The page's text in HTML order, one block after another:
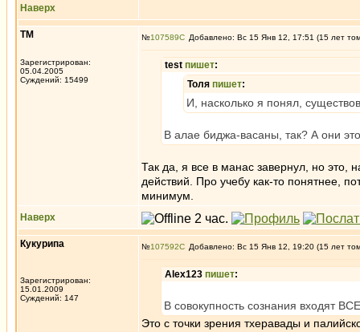
Наверх
ТМ
Зарегистрирован:
05.04.2005
Суждений: 15499
№107589 Добавлено: Вс 15 Янв 12, 17:51 (15 лет
test пишет:
Толя пишет:
И, насколько я понял,
В алае биджа-васаны, так? А они
Так да, я все в манас завернул, но это,
действий. Про учебу как-то понятнее,
минимум.
Наверх
Кукурипа
Зарегистрирован:
15.01.2009
Суждений: 147
№107592 Добавлено: Вс 15 Янв 12, 19:20 (15 лет
Alex123 пишет:
В совокупность сознания входят
Это с точки зрения тхеравады и